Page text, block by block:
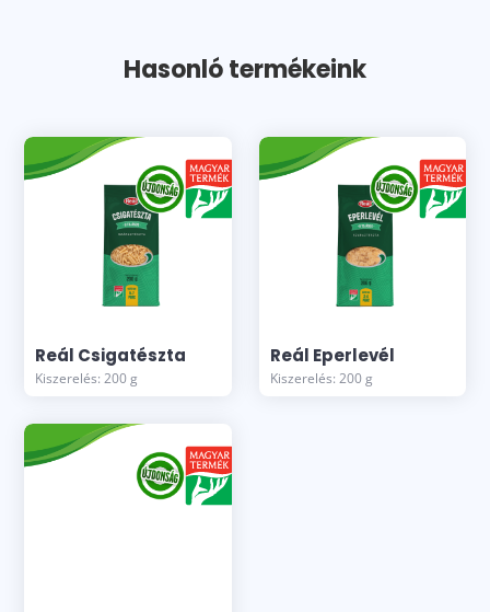
Hasonló termékeink
Reál Csigatészta
Kiszerelés: 200 g
Reál Eperlevél
Kiszerelés: 200 g